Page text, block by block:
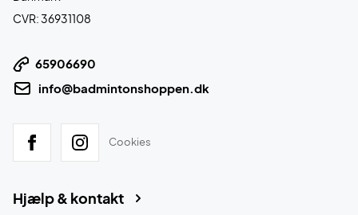
CVR: 36931108
65906690
info@badmintonshoppen.dk
Cookies
Hjælp & kontakt